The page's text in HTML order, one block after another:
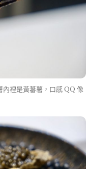
裡是黃蕃薯，口感 QQ 像